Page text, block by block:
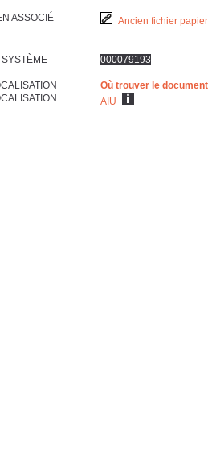
ASSOCIÉ Ancien fichier papier
SYSTÈME 000079193
Où trouver le document
AIU